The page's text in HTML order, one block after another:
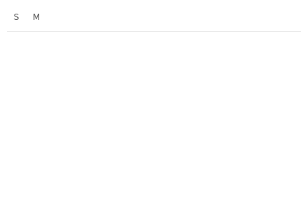
S M